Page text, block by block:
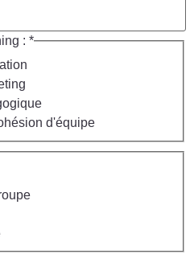
: *
d'équipe